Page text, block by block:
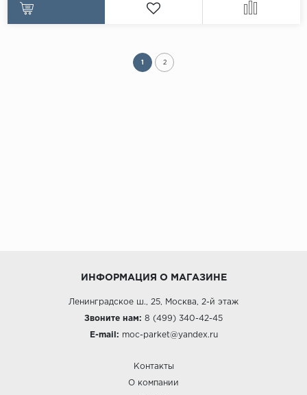
1 2
ИНФОРМАЦИЯ О МАГАЗИНЕ
Ленинградское ш., 25, Москва, 2-й этаж
Звоните нам: 8 (499) 340-42-45
E-mail: moc-parket@yandex.ru
Контакты
О компании